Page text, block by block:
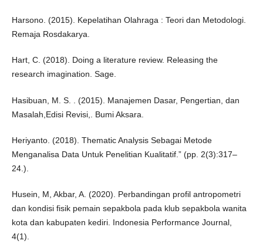
Harsono. (2015). Kepelatihan Olahraga : Teori dan Metodologi.
Remaja Rosdakarya.
Hart, C. (2018). Doing a literature review. Releasing the
research imagination. Sage.
Hasibuan, M. S. . (2015). Manajemen Dasar, Pengertian, dan
Masalah,Edisi Revisi,. Bumi Aksara.
Heriyanto. (2018). Thematic Analysis Sebagai Metode
Menganalisa Data Untuk Penelitian Kualitatif.” (pp. 2(3):317–
24.).
Husein, M, Akbar, A. (2020). Perbandingan profil antropometri
dan kondisi fisik pemain sepakbola pada klub sepakbola wanita
kota dan kabupaten kediri. Indonesia Performance Journal,
4(1).